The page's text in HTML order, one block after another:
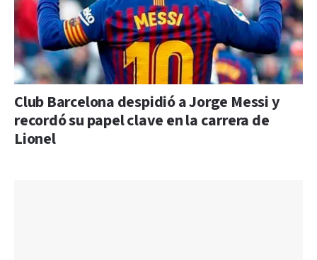
Club Barcelona despidió a Jorge Messi y
recordó su papel clave en la carrera de
Lionel